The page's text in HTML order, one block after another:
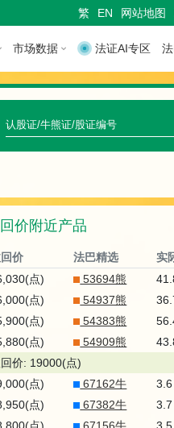
繁 EN 网站地图
市场数据 法证AI专区
快
速
寻
认
股
证
/
牛
熊
证
/
价附近产品
价 法巴精选 实
点)
53694熊
点)
54937熊
点)
54383熊
点)
54909熊
价: 19000(点)
点)
67162牛 3.6
点)
67382牛 3.7